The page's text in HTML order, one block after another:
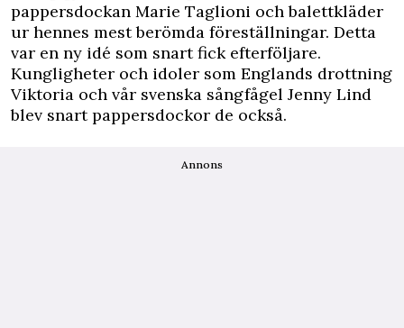
pappersdockan Marie Taglioni och balettkläder
ur hennes mest berömda föreställningar. Detta
var en ny idé som snart fick efterföljare.
Kungligheter och idoler som Englands drottning
Viktoria och vår svenska sångfågel Jenny Lind
blev snart pappersdockor de också.
Annons